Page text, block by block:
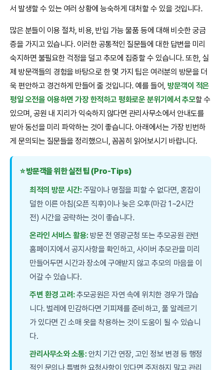
서 발생할 수 있는 여러 상황에 능숙하게 대처할 수 있을 것입니다.
많은 분들이 이용 절차, 비용, 반입 가능 물품 등에 대해 비슷한 궁금
증을 가지고 있습니다. 이러한 공통적인 질문들에 대한 답변을 미리
숙지하면 불필요한 걱정을 덜고 추모에 집중할 수 있습니다. 또한, 실
제 방문객들의 경험을 바탕으로 한 몇 가지 팁은 여러분의 방문을 더
욱 편안하고 경건하게 만들어 줄 것입니다. 예를 들어, 방문객이 적은
평일 오전을 이용하면 가장 한적하고 평화로운 분위기에서 추모할 수
있으며, 공원 내 지리가 익숙하지 않다면 관리사무소에서 안내도를
받아 동선을 미리 파악하는 것이 좋습니다. 아래에서는 가장 빈번하
게 문의되는 질문들을 정리했으니, 꼼꼼히 읽어보시기 바랍니다.
⭐ 방문객을 위한 실전 팁 (Pro-Tips)
최적의 방문 시간:주말이나 명절을 피할 수 없다면, 혼잡이
덜한 이른 아침(오픈 직후)이나 늦은 오후(마감 1~2시간
전) 시간을 공략하는 것이 좋습니다.
온라인 서비스 활용:방문 전 영광군청 또는 추모공원 관련
홈페이지에서 공지사항을 확인하고, 사이버 추모관을 미리
만들어두면 시간과 장소에 구애받지 않고 추모의 마음을 이
어갈 수 있습니다.
주변 환경 고려:추모공원은 자연 속에 위치한 경우가 많습
니다. 벌레에 민감하다면 기피제를 준비하고, 풀 알레르기
가 있다면 긴 소매 옷을 착용하는 것이 도움이 될 수 있습니
다.
관리사무소와 소통:안치 기간 연장, 고인 정보 변경 등 행정
적인 문의나 특별한 요청사항이 있다면 주저하지 말고 관리